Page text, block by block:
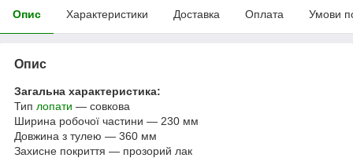
Опис Характеристики Доставка Оплата Умови
Опис
Загальна характеристика:
Тип лопати — совкова
Ширина робочої частини — 230 мм
Довжина з тулею — 360 мм
Захисне покриття — прозорий лак